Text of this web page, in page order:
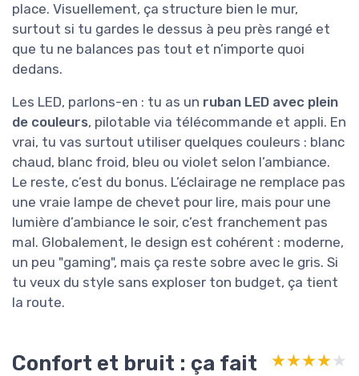
place. Visuellement, ça structure bien le mur,
surtout si tu gardes le dessus à peu près rangé et
que tu ne balances pas tout et n’importe quoi
dedans.
Les LED, parlons-en : tu as un ruban LED avec plein
de couleurs, pilotable via télécommande et appli. En
vrai, tu vas surtout utiliser quelques couleurs : blanc
chaud, blanc froid, bleu ou violet selon l’ambiance.
Le reste, c’est du bonus. L’éclairage ne remplace pas
une vraie lampe de chevet pour lire, mais pour une
lumière d’ambiance le soir, c’est franchement pas
mal. Globalement, le design est cohérent : moderne,
un peu "gaming", mais ça reste sobre avec le gris. Si
tu veux du style sans exploser ton budget, ça tient
la route.
Confort et bruit : ça fait
★★★★★
★★★★★